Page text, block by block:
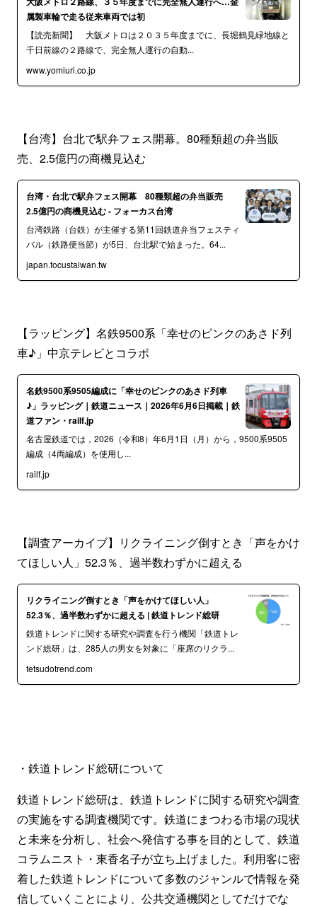
属製車輪で走る従来車両では初
【読売新聞】 大阪メトロは２０３５年度までに、長堀鶴見緑地線と
千日前線の２路線で、完全無人運行の自動...
www.yomiuri.co.jp
【台湾】台北で駅弁フェス開幕。80種類超の弁当販
売、2.5億円の商機見込む
台湾・台北で駅弁フェス開幕 80種類超の弁当販売
2.5億円の商機見込む - フォーカス台湾
台湾鉄路（台鉄）が主催する第11回鉄道弁当フェスティ
バル（鉄路便当節）が5日、台北駅で始まった。64...
japan.focustaiwan.tw
【ラッピング】名鉄9500系「幸せのピンクのあさド列
車♪」中京テレビとコラボ
名鉄9500系9505編成に「幸せのピンクのあさド列車
♪」ラッピング｜鉄道ニュース｜2026年6月6日掲載｜鉄
道ファン・railf.jp
名古屋鉄道では，2026（令和8）年6月1日（月）から，9500系9505
編成（4両編成）を使用し...
railf.jp
【調査アーカイブ】リクライニング倒すとき「声をかけ
てほしい人」52.3％、過半数わずかに超える
リクライニング倒すとき「声をかけてほしい人」
52.3％、過半数わずかに超える | 鉄道トレンド総研
鉄道トレンドに関する研究や調査を行う機関「鉄道トレ
ンド総研」は、285人の男女を対象に「座席のリクラ...
tetsudotrend.com
・鉄道トレンド総研について
鉄道トレンド総研は、鉄道トレンドに関する研究や調査
の実施をする調査機関です。鉄道にまつわる市場の現状
と未来を分析し、社会へ発信する事を目的として、鉄道
コラムニスト・東香名子が立ち上げました。利用客に密
着した鉄道トレンドについて多数のジャンルで情報を発
信していくことにより、公共交通機関としてだけでな